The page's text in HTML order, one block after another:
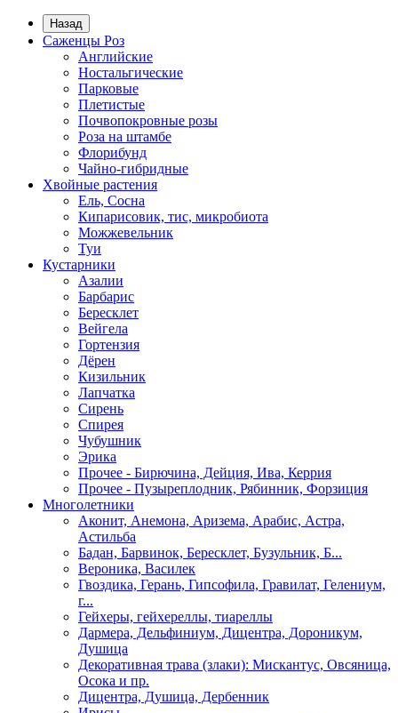
Назад
Саженцы Роз
Английские
Ностальгические
Парковые
Плетистые
Почвопокровные розы
Роза на штамбе
Флорибунд
Чайно-гибридные
Хвойные растения
Ель, Сосна
Кипарисовик, тис, микробиота
Можжевельник
Туи
Кустарники
Азалии
Барбарис
Бересклет
Вейгела
Гортензия
Дёрен
Кизильник
Лапчатка
Сирень
Спирея
Чубушник
Эрика
Прочее - Бирючина, Дейция, Ива, Керрия
Прочее - Пузыреплодник, Рябинник, Форзиция
Многолетники
Аконит, Анемона, Аризема, Арабис, Астра,
Астильба
Бадан, Барвинок, Бересклет, Бузульник, Б...
Вероника, Василек
Гвоздика, Герань, Гипсофила, Гравилат, Гелениум,
г...
Гейхеры, гейхереллы, тиареллы
Дармера, Дельфиниум, Дицентра, Дороникум,
Душица
Декоративная трава (злаки): Мискантус, Овсяница,
Осока и пр.
Дицентра, Душица, Дербенник